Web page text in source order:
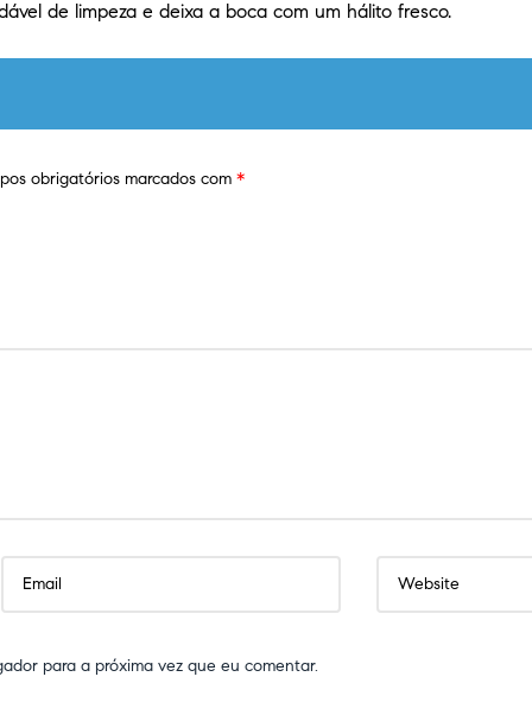
de limpeza e deixa a boca com um hálito fresco.
obrigatórios marcados com *
para a próxima vez que eu comentar.